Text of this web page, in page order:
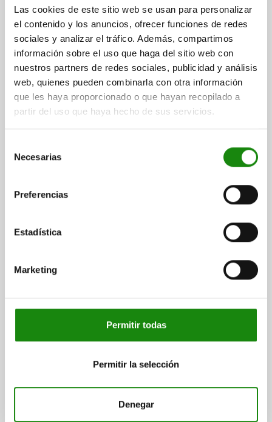
Las cookies de este sitio web se usan para personalizar
el contenido y los anuncios, ofrecer funciones de redes
sociales y analizar el tráfico. Además, compartimos
información sobre el uso que haga del sitio web con
nuestros partners de redes sociales, publicidad y análisis
web, quienes pueden combinarla con otra información
que les haya proporcionado o que hayan recopilado a
partir del uso que haya hecho de sus servicios.
Necesarias
Preferencias
Estadística
Marketing
Permitir todas
Permitir la selección
Denegar
HIERRO DE SUJECIÓN CON RANURA, CON
PERFORACIÓN, L2=12 100X40X25, ACERO
TEMPLE+REVENI.
ALTURA=25 LONGITUD=100 ANCHURA=40 L4=3
L1=45
L2=12
L3=22 L5=36 B1=14,5 D=14 D1=12
A=25
F MÁX. KN =20,2
más gastos de envío
DETALLES
DESCARGAS
Otros clientes también
compraron